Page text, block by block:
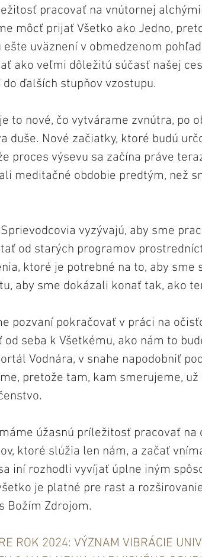
pracovať na vnútornej
môcť prijať Všetko ako Jedno,
uväznení v obmedzenom
ako veľmi dôležitú súčasť našej
ďalších stupňov vzostupu.
to nové, čo vytvárame zvnútra, po
duše. Nové začiatky, ktoré budú
proces výsevu sa začína práve
meditačné obdobie predtým, než
vyzývajú, aby sme
od starých programov
ktoré je potrebné na to, aby sme
aby sme dokázali konať tak, ako
pozvaní pokračovať v práci na
seba k Všetkému, ako nám to
Vodnára, v snahe napodobniť
pretože tam, kam smerujeme, už
úžasnú príležitosť pracovať na
ktoré slúžia len nám, a začať
iní rozhodli vyvíjať úplne iným
je platné pre rast a
Božím Zdrojom.
ROK 2024: VÝZNAM VIBRÁCIE